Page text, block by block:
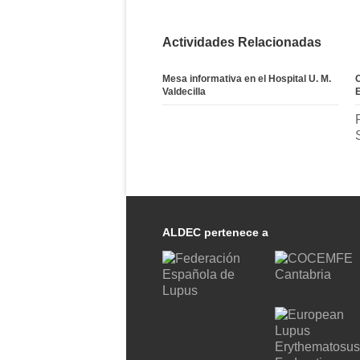
Actividades Relacionadas
Mesa informativa en el Hospital U. M.
Valdecilla
ALDEC pertenece a